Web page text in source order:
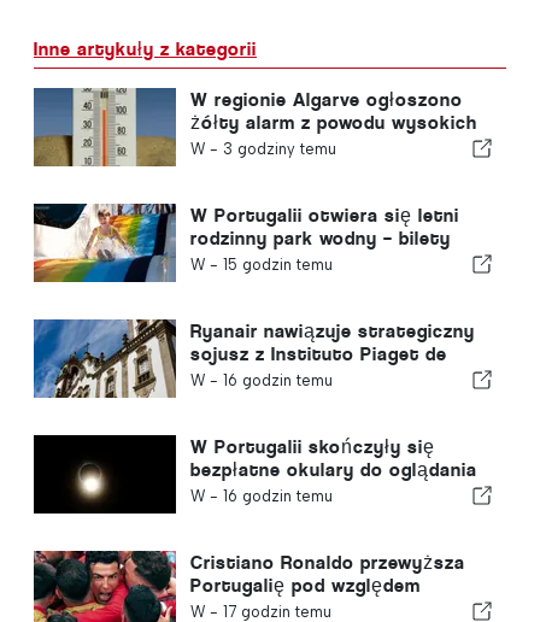
Inne artykuły z kategorii
W regionie Algarve ogłoszono
żółty alarm z powodu wysokich
temperatur
W - 3 godziny temu
W Portugalii otwiera się letni
rodzinny park wodny – bilety
kosztują 2 euro
W - 15 godzin temu
Ryanair nawiązuje strategiczny
sojusz z Instituto Piaget de
Viseu w zakresie szkoleń dla
W - 16 godzin temu
W Portugalii skończyły się
bezpłatne okulary do oglądania
całkowitego zaćmienia Słońca
W - 16 godzin temu
Cristiano Ronaldo przewyższa
Portugalię pod względem
wartości komercyjnej
W - 17 godzin temu